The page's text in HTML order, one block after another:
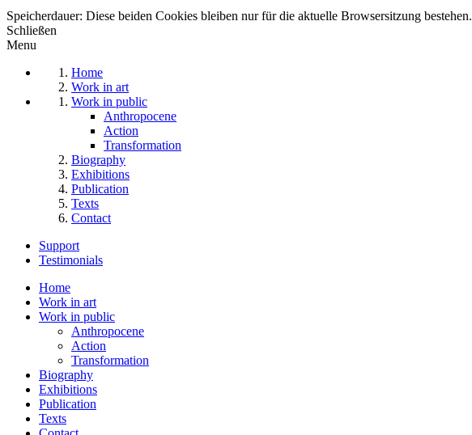
Speicherdauer: Diese beiden Cookies bleiben nur für die aktuelle Browsersitzung bestehen.
Schließen
Menu
Home
Work in art
Work in public
Anthropocene
Action
Transformation
Biography
Exhibitions
Publication
Texts
Contact
Support
Testimonials
Home
Work in art
Work in public
Anthropocene
Action
Transformation
Biography
Exhibitions
Publication
Texts